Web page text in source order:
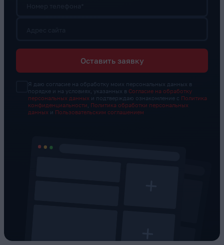
Оставить заявку
Я даю согласие на обработку моих персональных данных в
порядке и на условиях, указанных в Согласие на обработку
персональных данных и подтверждаю ознакомление с Политика
конфиденциальности
Политика обработки персональных
данных и Пользовательским соглашением